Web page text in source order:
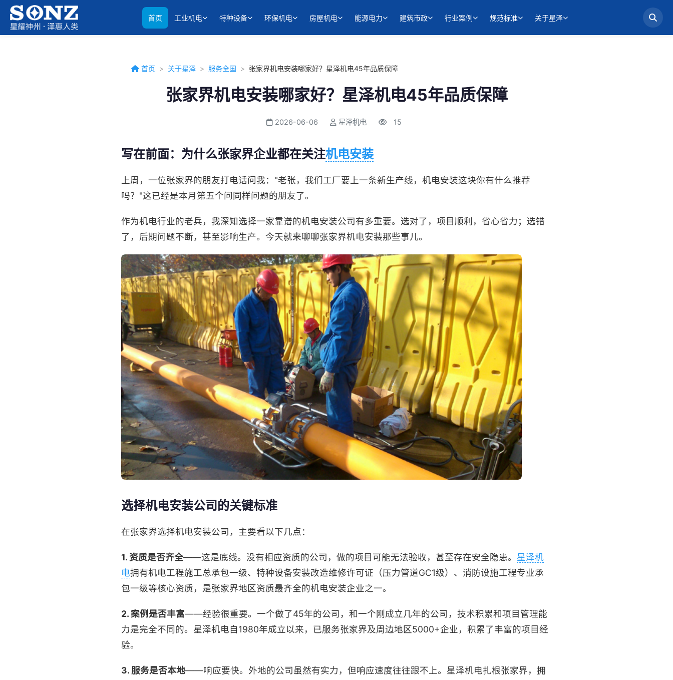
首页 工业机电 特种设备 环保机电 房屋机电 能源电力 建筑市政 行业案例 规范标准 关于星泽
首页 > 关于星泽 > 服务全国 > 张家界机电安装哪家好？星泽机电45年品质保障
张家界机电安装哪家好？星泽机电45年品质保障
2026-06-06 星泽机电 15
写在前面：为什么张家界企业都在关注机电安装
上周，一位张家界的朋友打电话问我："老张，我们工厂要上一条新生产线，机电安装这块你有什么推荐
吗？"这已经是本月第五个问同样问题的朋友了。
作为机电行业的老兵，我深知选择一家靠谱的机电安装公司有多重要。选对了，项目顺利，省心省力；选错
了，后期问题不断，甚至影响生产。今天就来聊聊张家界机电安装那些事儿。
选择机电安装公司的关键标准
在张家界选择机电安装公司，主要看以下几点：
1. 资质是否齐全——这是底线。没有相应资质的公司，做的项目可能无法验收，甚至存在安全隐患。 星泽机
电拥有机电工程施工总承包一级、特种设备安装改造维修许可证（压力管道GC1级）、消防设施工程专业承
包一级等核心资质，是张家界地区资质最齐全的机电安装企业之一。
2. 案例是否丰富——经验很重要。一个做了45年的公司，和一个刚成立几年的公司，技术积累和项目管理能
力是完全不同的。星泽机电自1980年成立以来，已服务张家界及周边地区5000+企业，积累了丰富的项目经
验。
3. 服务是否本地——响应要快。外地的公司虽然有实力，但响应速度往往跟不上。星泽机电扎根张家界，拥